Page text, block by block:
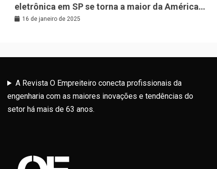
eletrônica em SP se torna a maior da América
Latina
16 de janeiro de 2025
A Revista O Empreiteiro conecta profissionais da
engenharia com as maiores inovações e tendências do
setor há mais de 63 anos.